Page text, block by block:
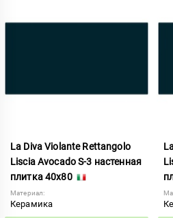
La Diva Violante Rettangolo
Liscia Avocado S-3 настенная
плитка 40x80
Материал:
Керамика